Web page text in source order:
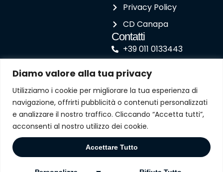
Diamo valore alla tua privacy
Utilizziamo i cookie per migliorare la tua esperienza di
navigazione, offrirti pubblicità o contenuti personalizzati
e analizzare il nostro traffico. Cliccando “Accetta tutti”,
acconsenti al nostro utilizzo dei cookie.
Accettare Tutto
Privacy Policy
CD Canapa
Contatti
+39 011 0133443
Corso Susa 242 - 10098
Rivoli (TO)
© 2025 Depaoli Sas. Designed by
Prenota la tua